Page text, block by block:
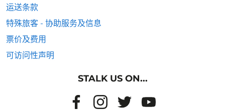
运送条款
特殊旅客 - 协助服务及信息
票价及费用
可访问性声明
STALK US ON...